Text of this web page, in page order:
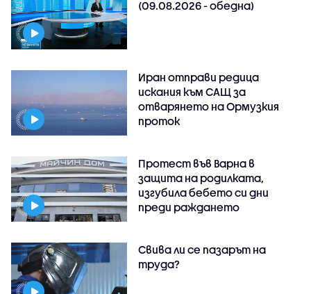
(09.08.2026 - обедна)
Иран отправи редица
искания към САЩ за
отварянето на Ормузкия
проток
Протест във Варна в
защита на родилката,
изгубила бебето си дни
преди раждането
Свива ли се пазарът на
труда?